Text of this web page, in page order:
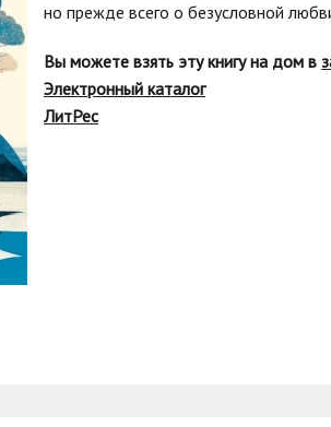
но прежде всего о безусловной
Вы можете взять эту книгу на дом в
Электронный каталог
ЛитРес